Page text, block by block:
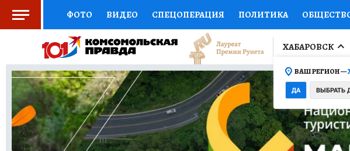
ФОТО ВИДЕО СПЕЦОПЕРАЦИЯ ПОЛИТИКА
СОЦПОДДЕРЖКА НАУКА СПОРТ КОЛУМНИСТЫ
ВЫБОР ЭКСПЕРТОВ ДОКТОР ФИНАНСЫ ОТКРЫВАЕМ
КНИЖНАЯ ПОЛКА ПРОГНОЗЫ НА СПОРТ ПРОМОКОДЫ
ПРЕСС-ЦЕНТР НЕДВИЖИМОСТЬ ТЕЛЕВИЗОР
ХАБАРОВСК
ВАШ РЕГИОН —
ДА ВЫБРАТЬ